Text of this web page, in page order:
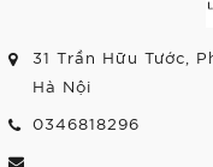
31 Trần Hữu Tước,
Hà Nội
0346818296